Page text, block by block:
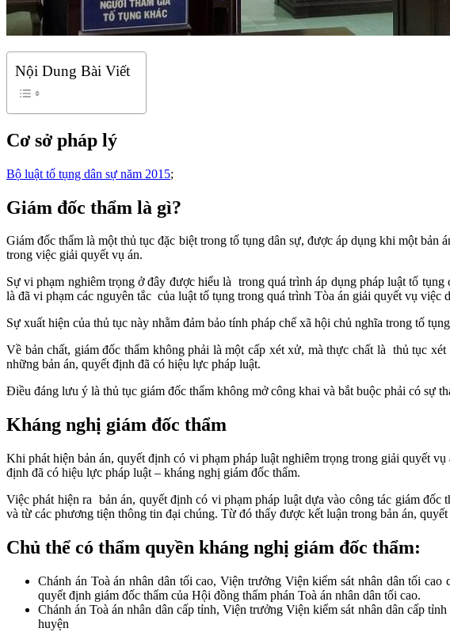
Nội Dung Bài Viết
Cơ sở pháp lý
Bộ luật tố tụng dân sự năm 2015;
Giám đốc thẩm là gì?
Giám đốc thẩm là một thủ tục đặc biệt trong tố tụng dân sự, được áp dụng khi một
trong việc giải quyết vụ án.
Sự vi phạm nghiêm trọng ở đây được hiểu là trong quá trình áp dụng pháp luật tố
là đã vi phạm các nguyên tắc của luật tố tụng trong quá trình Tòa án giải quyết vụ việc
Sự xuất hiện của thủ tục này nhằm đảm bảo tính pháp chế xã hội chủ nghĩa trong tố
Về bản chất, giám đốc thẩm không phải là một cấp xét xử, mà thực chất là thủ tục
những bản án, quyết định đã có hiệu lực pháp luật.
Điều đáng lưu ý là thủ tục giám đốc thẩm không mở công khai và bắt buộc phải có sự
Kháng nghị giám đốc thẩm
Khi phát hiện bản án, quyết định có vi phạm pháp luật nghiêm trọng trong giải quyết
định đã có hiệu lực pháp luật – kháng nghị giám đốc thẩm.
Việc phát hiện ra bản án, quyết định có vi phạm pháp luật dựa vào công tác giám
và từ các phương tiện thông tin đại chúng. Từ đó thấy được kết luận trong bản án,
Chủ thể có thẩm quyền kháng nghị giám đốc thẩm:
Chánh án Toà án nhân dân tối cao, Viện trưởng Viện kiểm sát nhân dân tối
quyết định giám đốc thẩm của Hội đồng thẩm phán Toà án nhân dân tối cao.
Chánh án Toà án nhân dân cấp tỉnh, Viện trưởng Viện kiểm sát nhân dân cấp
huyện